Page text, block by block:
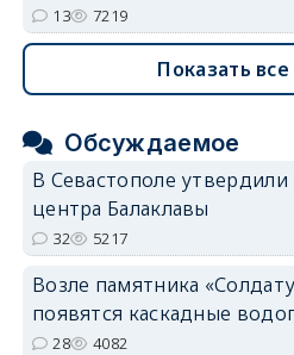
13 7219
Показать
Обсуждаемое
В Севастополе утвердили
центра Балаклавы
32 5217
Возле памятника
появятся каскадные
28 4082